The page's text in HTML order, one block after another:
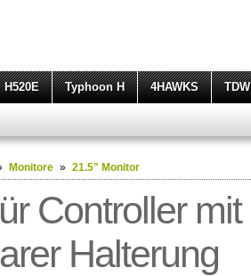
H520E Typhoon H 4HAWKS TDW
Monitore » 21.5" Monitor
Controller mit
Halterung